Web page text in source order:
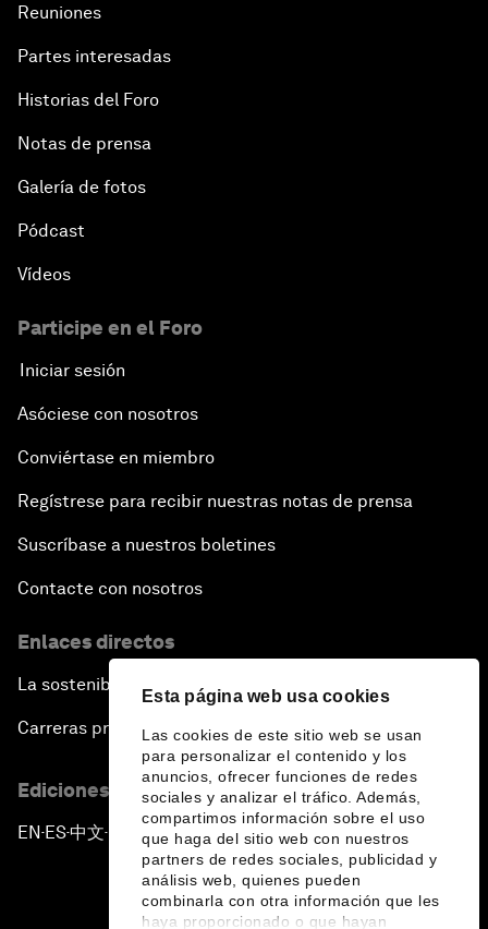
Esta página web usa cookies
Las cookies de este sitio web se usan
para personalizar el contenido y los
anuncios, ofrecer funciones de redes
sociales y analizar el tráfico. Además,
compartimos información sobre el uso
que haga del sitio web con nuestros
partners de redes sociales, publicidad y
análisis web, quienes pueden
combinarla con otra información que les
haya proporcionado o que hayan
Reuniones
Partes interesadas
Historias del Foro
Notas de prensa
Galería de fotos
Pódcast
Vídeos
Participe en el Foro
Iniciar sesión
Asóciese con nosotros
Conviértase en miembro
Regístrese para recibir nuestras notas de prensa
Suscríbase a nuestros boletines
Contacte con nosotros
Enlaces directos
La sostenibilidad en el Foro
Carreras profesionales
Ediciones en otros idiomas
EN ▪ES▪中文▪ 日本語